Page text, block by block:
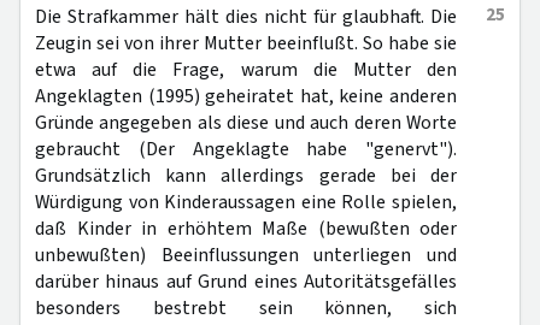
25
Die Strafkammer hält dies nicht für glaubhaft. Die
Zeugin sei von ihrer Mutter beeinflußt. So habe sie
etwa auf die Frage, warum die Mutter den
Angeklagten (1995) geheiratet hat, keine anderen
Gründe angegeben als diese und auch deren Worte
gebraucht (Der Angeklagte habe "genervt").
Grundsätzlich kann allerdings gerade bei der
Würdigung von Kinderaussagen eine Rolle spielen,
daß Kinder in erhöhtem Maße (bewußten oder
unbewußten) Beeinflussungen unterliegen und
darüber hinaus auf Grund eines Autoritätsgefälles
besonders bestrebt sein können, sich